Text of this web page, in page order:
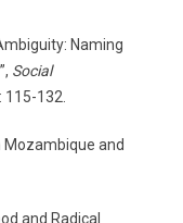
Naming
Social
115-132.
Mozambique and
and Radical